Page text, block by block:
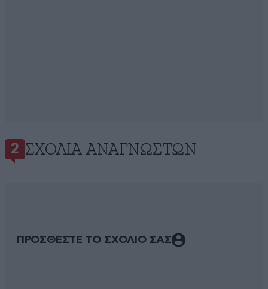
2 ΣΧΌΛΙΑ ΑΝΑΓΝΩΣΤΏΝ
ΠΡΟΣΘΕΣΤΕ ΤΟ ΣΧΟΛΙΟ ΣΑΣ